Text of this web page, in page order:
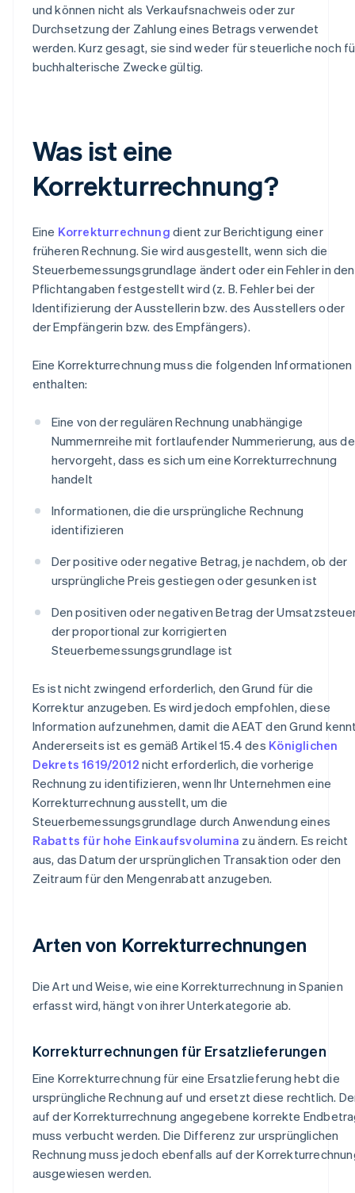
und können nicht als Verkaufsnachweis oder zur
Durchsetzung der Zahlung eines Betrags verwendet
werden. Kurz gesagt, sie sind weder für steuerliche noch
buchhalterische Zwecke gültig.
Was ist eine
Korrekturrechnung?
Eine Korrekturrechnung dient zur Berichtigung einer
früheren Rechnung. Sie wird ausgestellt, wenn sich die
Steuerbemessungsgrundlage ändert oder ein Fehler in den
Pflichtangaben festgestellt wird (z. B. Fehler bei der
Identifizierung der Ausstellerin bzw. des Ausstellers oder
der Empfängerin bzw. des Empfängers).
Eine Korrekturrechnung muss die folgenden Informationen
enthalten:
Eine von der regulären Rechnung unabhängige
Nummernreihe mit fortlaufender Nummerierung, aus
hervorgeht, dass es sich um eine Korrekturrechnung
handelt
Informationen, die die ursprüngliche Rechnung
identifizieren
Der positive oder negative Betrag, je nachdem, ob der
ursprüngliche Preis gestiegen oder gesunken ist
Den positiven oder negativen Betrag der
der proportional zur korrigierten
Steuerbemessungsgrundlage ist
Es ist nicht zwingend erforderlich, den Grund für die
Korrektur anzugeben. Es wird jedoch empfohlen, diese
Information aufzunehmen, damit die AEAT den Grund
Andererseits ist es gemäß Artikel 15.4 des Königlichen
Dekrets 1619/2012 nicht erforderlich, die vorherige
Rechnung zu identifizieren, wenn Ihr Unternehmen eine
Korrekturrechnung ausstellt, um die
Steuerbemessungsgrundlage durch Anwendung eines
Rabatts für hohe Einkaufsvolumina zu ändern. Es reicht
aus, das Datum der ursprünglichen Transaktion oder den
Zeitraum für den Mengenrabatt anzugeben.
Arten von Korrekturrechnungen
Die Art und Weise, wie eine Korrekturrechnung in Spanien
erfasst wird, hängt von ihrer Unterkategorie ab.
Korrekturrechnungen für Ersatzlieferungen
Eine Korrekturrechnung für eine Ersatzlieferung hebt die
ursprüngliche Rechnung auf und ersetzt diese rechtlich.
auf der Korrekturrechnung angegebene korrekte
muss verbucht werden. Die Differenz zur ursprünglichen
Rechnung muss jedoch ebenfalls auf der
ausgewiesen werden.